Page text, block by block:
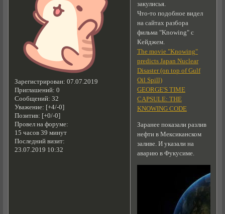
Зарегистрирован: 07.07.2019
Приглашений: 0
Сообщений: 32
Уважение: [+4/-0]
Позитив: [+0/-0]
Провел на форуме:
15 часов 39 минут
Последний визит:
23.07.2019 10:32
закулисья.
Что-то подобное видел
на сайтах разбора
фильма "Knowing" с
Кейджем.
The movie "Knowing"
predicts Japan Nuclear
Disaster (on top of Gulf
Oil Spill)
GEORGE'S TIME
CAPSULE: THE
KNOWING CODE
Заранее показали разлив
нефти в Мексиканском
заливе. И указали на
аварию в Фукусиме.